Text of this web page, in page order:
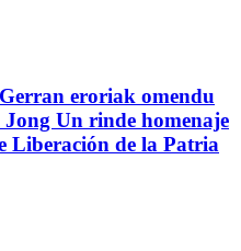
eroriak omendu
Un rinde homenaje
Liberación de la Patria